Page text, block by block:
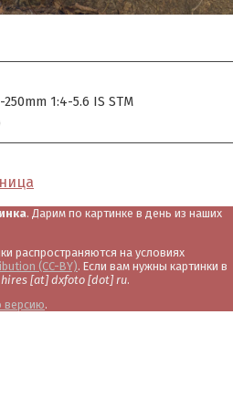
250mm 1:4-5.6 IS STM
. Дарим по картинке в день из наших
распространяются на условиях
(CC-BY). Если вам нужны картинки в
hires [at] dxfoto [dot] ru.
версию.